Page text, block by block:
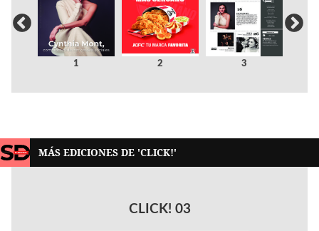
1 2 3
MÁS EDICIONES DE 'CLICK!'
CLICK! 03